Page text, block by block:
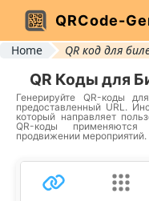
QRCode-
Home QR код для
QR Коды для
Генерируйте QR-коды
предоставленный URL.
который направляет
QR-коды
продвижении мероприятий.